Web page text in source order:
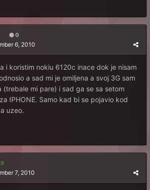
0
6, 2010
i koristim nokiu 6120c inace dok je nisam
a sad mi je omiljena a svoj 3G sam
(trebale mi pare) i sad ga se sa setom
IPHONE. Samo kad bi se pojavio kod
uzeo.
9
7, 2010